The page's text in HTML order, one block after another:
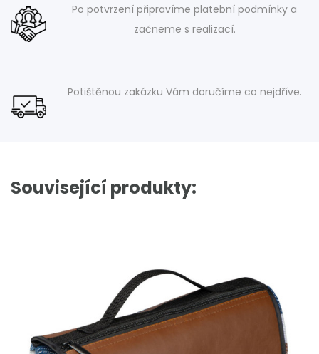
Po potvrzení připravíme platební podmínky a
začneme s realizací.
Potištěnou zakázku Vám doručíme co nejdříve.
Související produkty: